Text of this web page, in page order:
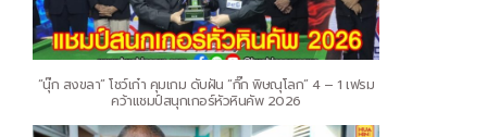
“นุ๊ก สงขลา” โชว์เก๋า คุมเกม ดับฝัน “กิ๊ก พิษณุโลก” 4 – 1 เฟรม
คว้าแชมป์สนุกเกอร์หัวหินคัพ 2026